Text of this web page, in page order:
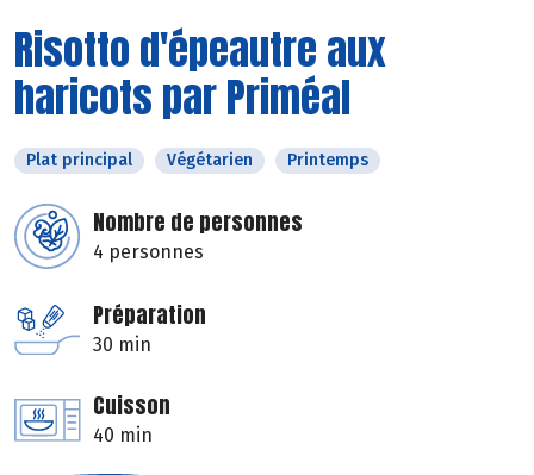
Risotto d'épeautre aux
haricots par Priméal
Plat principal Végétarien Printemps
Nombre de personnes
4 personnes
Préparation
30 min
Cuisson
40 min